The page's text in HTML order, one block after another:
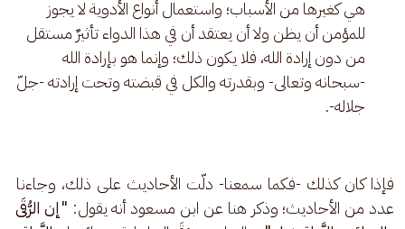
هي كغيرها من الأسباب؛ واستعمال أنواع الأدوية لا يجوز
للمؤمن أن يظن ولا أن يعتقد أن في هذا الدواء تأثيرٌ مستقل
من دون إرادة الله، فلا يكون ذلك؛ وإنما هو بإرادة الله
-سبحانه وتعالى- وبقدرته والكل في قبضته وتحت إرادته -جلّ
جلاله-.
فإذا كان كذلك -فكما سمعنا- دلّت الأحاديث على ذلك، وجاءنا
عدد من الأحاديث؛ وذكر هنا عن ابن مسعود أنه يقول: "إن الرُّقَى